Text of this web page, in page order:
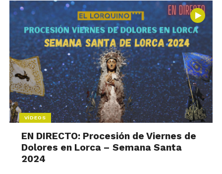
VÍDEOS
EN DIRECTO: Procesión de Viernes de
Dolores en Lorca – Semana Santa
2024